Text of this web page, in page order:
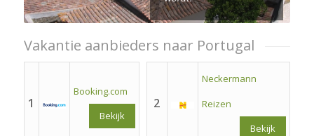
Vakantie aanbieders naar Portugal
1
Booking.com
Bekijk
2
Neckermann
Reizen
Bekijk